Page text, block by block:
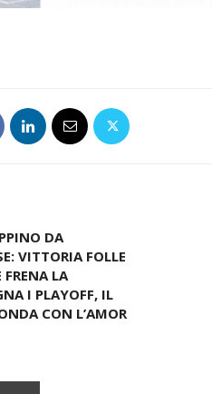
DA
VITTORIA FOLLE
LA
I PLAYOFF, IL
CON L’AMOR